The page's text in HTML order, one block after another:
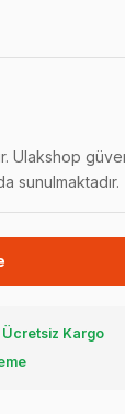
Ulakshop
sunulmaktadır.
Kargo